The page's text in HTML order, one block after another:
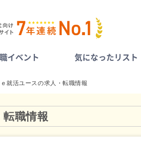
イベント 気になったリスト
ｅ就活ユースの求人・転職情報
転職情報